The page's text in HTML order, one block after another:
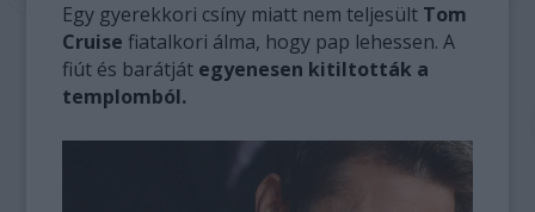
Egy gyerekkori csíny miatt nem teljesült Tom
Cruise fiatalkori álma, hogy pap lehessen. A
fiút és barátját egyenesen kitiltották a
templomból.